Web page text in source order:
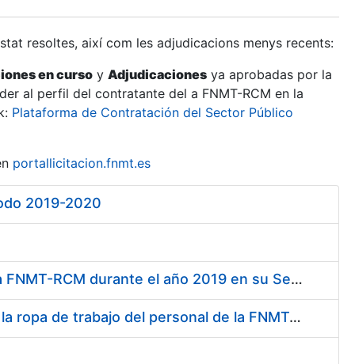
resoltes, així com les adjudicacions menys recents:
en curso y Adjudicaciones ya aprobadas por la
al perfil del contratante del a FNMT-RCM en la
Plataforma de Contratación del Sector Público
portallicitacion.fnmt.es
2019-2020
Acuerdo Marco para el Suministro de Droguería y Limpieza para la FNMT-RCM durante el año 2019 en su Sede de Madrid
Servicio de lavado, limpieza, desinfección y descontaminación de la ropa de trabajo del personal de la FNMT-RCM de Madrid